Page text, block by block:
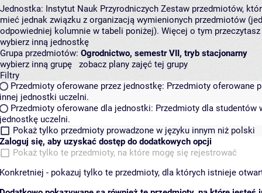
Jednostka: Instytut Nauk Przyrodniczych Zestaw przedmiotów,
mieć jednak związku z organizacją wymienionych przedmiotów
odpowiedniej kolumnie w tabeli poniżej). Więcej o tym
wybierz inną jednostkę
Grupa przedmiotów: Ogrodnictwo, semestr VII, tryb stacjonarny
wybierz inną grupę
zobacz plany zajęć tej grupy
Filtry
Przedmioty oferowane przez jednostkę: Przedmioty oferowane
innej jednostki uczelni.
Przedmioty oferowane dla jednostki: Przedmioty dla studentów
jednostkę uczelni.
Pokaż tylko przedmioty prowadzone w języku innym niż polski
Zaloguj się, aby uzyskać dostęp do dodatkowych opcji
Pokaż tylko te przedmioty, na które mogę się rejestrować
Konkretniej - pokazuj tylko te przedmioty, dla których istnieje